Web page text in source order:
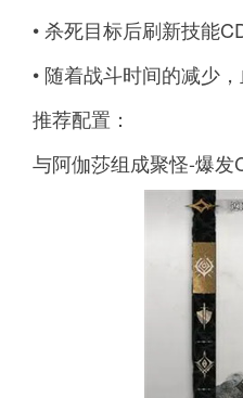
• 杀死目标后刷新技能
• 随着战斗时间的减少
推荐配置：
与阿伽莎组成聚怪-爆发